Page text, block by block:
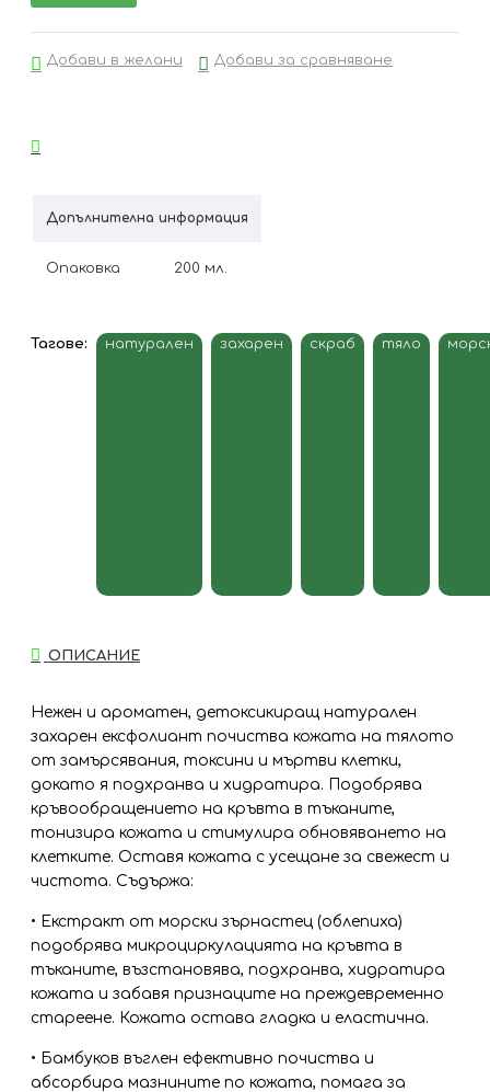
Добави в желани Добави за сравняване
Допълнителна информация
Опаковка 200 мл.
Тагове: натурален захарен скраб тяло
ОПИСАНИЕ
Нежен и ароматен, детоксикиращ натурален
захарен ексфолиант почиства кожата на тялото
от замърсявания, токсини и мъртви клетки,
докато я подхранва и хидратира. Подобрява
кръвообращението на кръвта в тъканите,
тонизира кожата и стимулира обновяването на
клетките. Оставя кожата с усещане за свежест и
чистота. Съдържа:
• Екстракт от морски зърнастец (облепиха)
подобрява микроциркулацията на кръвта в
тъканите, възстановява, подхранва, хидратира
кожата и забавя признаците на преждевременно
стареене. Кожата остава гладка и еластична.
• Бамбуков въглен ефективно почиства и
абсорбира мазнините по кожата, помага за